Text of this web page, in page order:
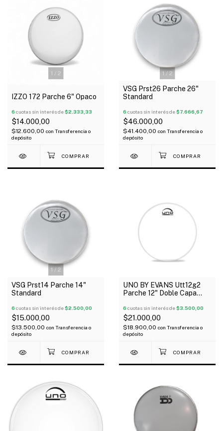
1 / 2
IZZO 172 Parche 6" Opaco
6 cuotas sin interés de$2.333,33
$14.000,00
$12.600,00 con Transferencia o
depósito
1 / 2
VSG Prst26 Parche 26"
Standard
6 cuotas sin interés de$7.666,67
$46.000,00
$41.400,00 con Transferencia o
depósito
1 / 2
VSG Prst14 Parche 14"
Standard
6 cuotas sin interés de$2.500,00
$15.000,00
$13.500,00 con Transferencia o
depósito
UNO BY EVANS Utt12g2
Parche 12" Doble Capa
6 cuotas sin interés de$3.500,00
$21.000,00
$18.900,00 con Transferencia o
depósito